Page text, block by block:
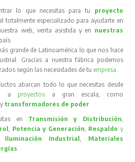
lo que necesitas para tu proyecto
totalmente especializado para ayudarte en
web, venta asistida y en nuestras
grande de Latinoamérica lo que nos hace
Gracias a nuestra fábrica podemos
según las necesidades de tu empresa
abarcan todo lo que necesitas desde
a proyectos
a gran escala, como
y transformadores de poder
en Transmisión y Distribución
Potencia y Generación Respaldo y
Iluminación Industrial
Materiales